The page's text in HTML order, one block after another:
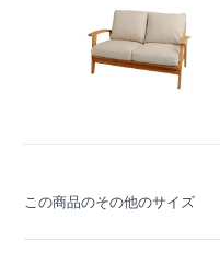
この商品のその他のサイズ